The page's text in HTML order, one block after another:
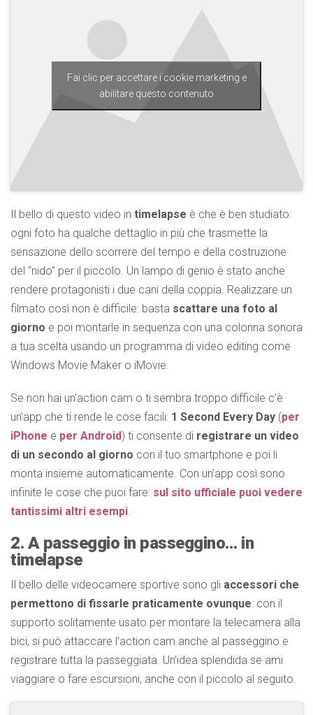
Fai clic per accettare i cookie marketing e
abilitare questo contenuto
Il bello di questo video in timelapse è che è ben studiato:
ogni foto ha qualche dettaglio in più che trasmette la
sensazione dello scorrere del tempo e della costruzione
del “nido” per il piccolo. Un lampo di genio è stato anche
rendere protagonisti i due cani della coppia. Realizzare un
filmato così non è difficile: basta scattare una foto al
giorno e poi montarle in sequenza con una colonna sonora
a tua scelta usando un programma di video editing come
Windows Movie Maker o iMovie.
Se non hai un’action cam o ti sembra troppo difficile c’è
un’app che ti rende le cose facili: 1 Second Every Day (per
iPhone e per Android) ti consente di registrare un video
di un secondo al giorno con il tuo smartphone e poi li
monta insieme automaticamente. Con un’app così sono
infinite le cose che puoi fare: sul sito ufficiale puoi vedere
tantissimi altri esempi.
2. A passeggio in passeggino… in
timelapse
Il bello delle videocamere sportive sono gli accessori che
permettono di fissarle praticamente ovunque: con il
supporto solitamente usato per montare la telecamera alla
bici, si può attaccare l’action cam anche al passeggino e
registrare tutta la passeggiata. Un’idea splendida se ami
viaggiare o fare escursioni, anche con il piccolo al seguito.